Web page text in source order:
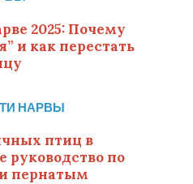
2025: Почему
и как перестать
НАРВЫ
птиц в
руководство по
пернатым